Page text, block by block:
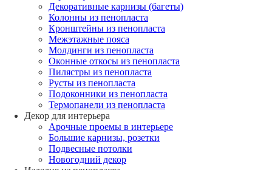
Декоративные карнизы (багеты)
Колонны из пенопласта
Кронштейны из пенопласта
Межэтажные пояса
Молдинги из пенопласта
Оконные откосы из пенопласта
Пилястры из пенопласта
Русты из пенопласта
Подоконники из пенопласта
Термопанели из пенопласта
Декор для интерьера
Арочные проемы в интерьере
Большие карнизы, розетки
Подвесные потолки
Новогодний декор